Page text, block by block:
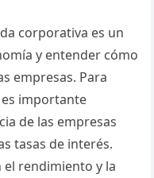
corporativa es un
y entender cómo
empresas. Para
importante
de las empresas
tasas de interés.
rendimiento y la